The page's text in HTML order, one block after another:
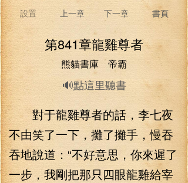
設置 上一章 下一章 書頁
第841章龍雞尊者
熊貓書庫 帝霸
🔊點這里聽書
對于龍雞尊者的話，李七夜
不由笑了一下，攤了攤手，慢吞
吞地說道：“不好意思，你來遲了
一步，我剛把那只四眼龍雞給宰